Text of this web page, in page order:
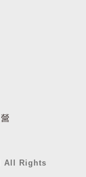
All Rights